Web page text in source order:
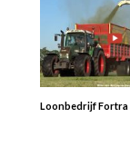
Loonbedrijf Fortra